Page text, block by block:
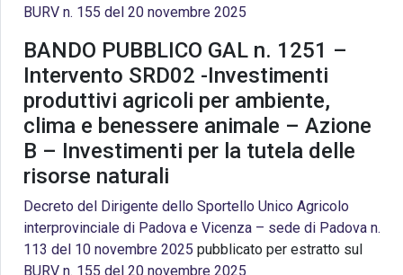
BURV n. 155 del 20 novembre 2025
BANDO PUBBLICO GAL n. 1251 –
Intervento SRD02 -Investimenti
produttivi agricoli per ambiente,
clima e benessere animale – Azione
B – Investimenti per la tutela delle
risorse naturali
Decreto del Dirigente dello Sportello Unico Agricolo
interprovinciale di Padova e Vicenza – sede di Padova n.
113 del 10 novembre 2025 pubblicato per estratto sul
BURV n. 155 del 20 novembre 2025